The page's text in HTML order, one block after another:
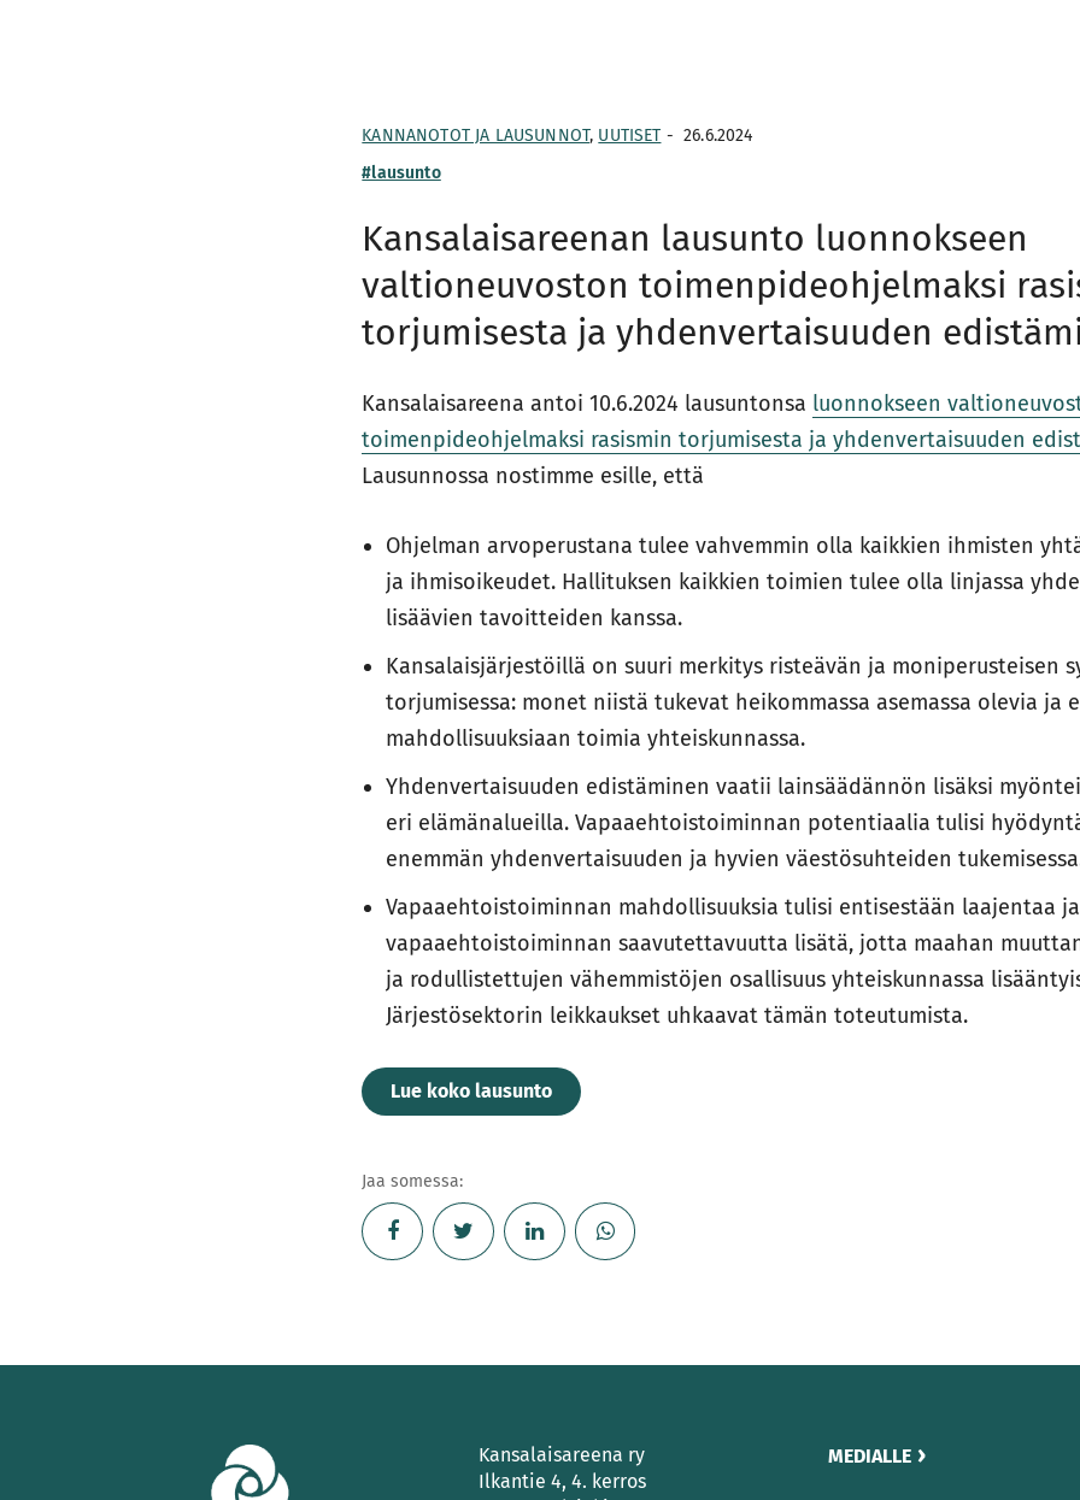
KANNANOTOT JA LAUSUNNOT, UUTISET - 26.6.2024
#lausunto
Kansalaisareenan lausunto luonnokseen
valtioneuvoston toimenpideohjelmaksi
torjumisesta ja yhdenvertaisuuden
Kansalaisareena antoi 10.6.2024 lausuntonsa luonnokseen
toimenpideohjelmaksi rasismin torjumisesta ja yhdenvertaisuuden
Lausunnossa nostimme esille, että
Ohjelman arvoperustana tulee vahvemmin olla kaikkien ihmisten
ja ihmisoikeudet. Hallituksen kaikkien toimien tulee olla linjassa
lisäävien tavoitteiden kanssa.
Kansalaisjärjestöillä on suuri merkitys risteävän ja moniperusteisen
torjumisessa: monet niistä tukevat heikommassa asemassa olevia ja
mahdollisuuksiaan toimia yhteiskunnassa.
Yhdenvertaisuuden edistäminen vaatii lainsäädännön lisäksi
eri elämänalueilla. Vapaaehtoistoiminnan potentiaalia tulisi
enemmän yhdenvertaisuuden ja hyvien väestösuhteiden
Vapaaehtoistoiminnan mahdollisuuksia tulisi entisestään laajentaa ja
vapaaehtoistoiminnan saavutettavuutta lisätä, jotta maahan
ja rodullistettujen vähemmistöjen osallisuus yhteiskunnassa
Järjestösektorin leikkaukset uhkaavat tämän toteutumista.
Lue koko lausunto
Jaa somessa:
Kansalaisareena ry
Ilkantie 4, 4. kerros
MEDIALLE